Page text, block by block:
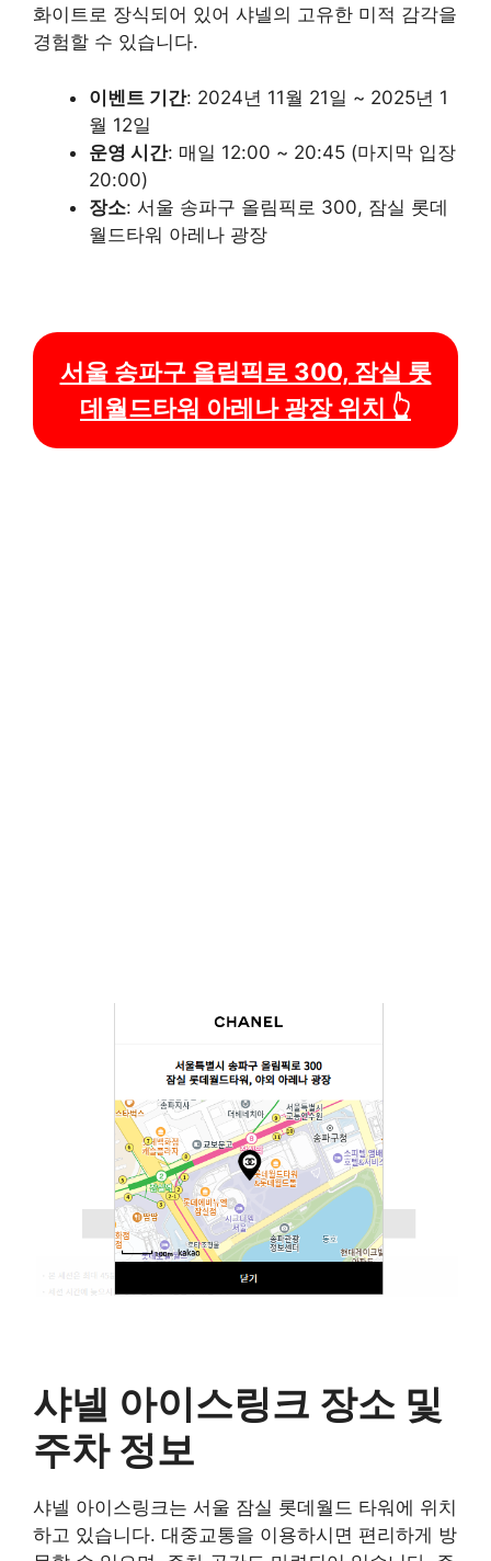
화이트로 장식되어 있어 샤넬의 고유한 미적 감각을
경험할 수 있습니다.
이벤트 기간: 2024년 11월 21일 ~ 2025년 1
월 12일
운영 시간: 매일 12:00 ~ 20:45 (마지막 입장
20:00)
장소: 서울 송파구 올림픽로 300, 잠실 롯데
월드타워 아레나 광장
서울 송파구 올림픽로 300, 잠실 롯
데월드타워 아레나 광장 위치 👆
샤넬 아이스링크 장소 및
주차 정보
샤넬 아이스링크는 서울 잠실 롯데월드 타워에 위치
하고 있습니다. 대중교통을 이용하시면 편리하게 방